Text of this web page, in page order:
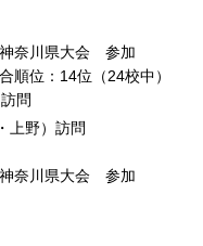
奈川県大会 参加
位：14位（24校中）
問
上野）訪問
奈川県大会 参加